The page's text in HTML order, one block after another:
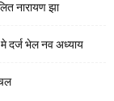
नारायण झा
दर्ज भेल नव अध्याय